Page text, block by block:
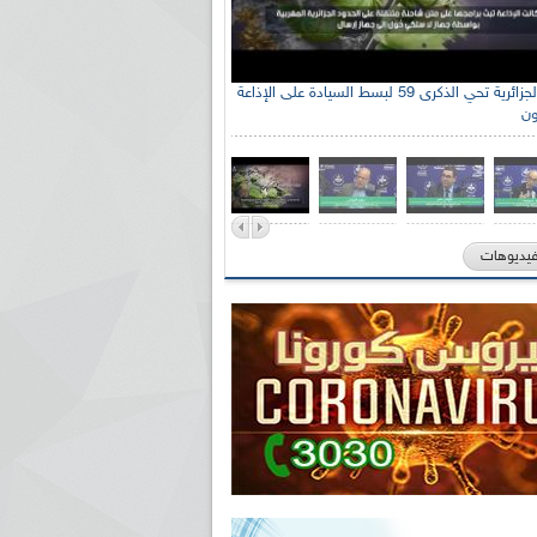
الإذاعة الجزائرية تحي الذكرى 59 لبسط السيادة على الإذاعة